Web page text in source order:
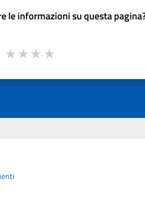
le informazioni su questa